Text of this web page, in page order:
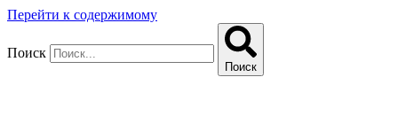
Перейти к содержимому
Поиск
Поиск